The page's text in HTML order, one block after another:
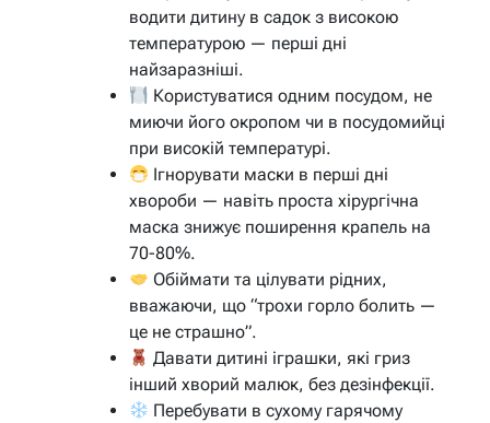
водити дитину в садок з високою
температурою — перші дні
найзаразніші.
Користуватися одним посудом, не
миючи його окропом чи в посудомийці
при високій температурі.
Ігнорувати маски в перші дні
хвороби — навіть проста хірургічна
маска знижує поширення крапель на
70-80%.
Обіймати та цілувати рідних,
вважаючи, що “трохи горло болить —
це не страшно”.
Давати дитині іграшки, які гриз
інший хворий малюк, без дезінфекції.
Перебувати в сухому гарячому